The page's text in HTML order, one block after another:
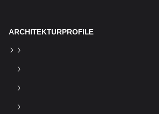
ARCHITEKTURPROFILE